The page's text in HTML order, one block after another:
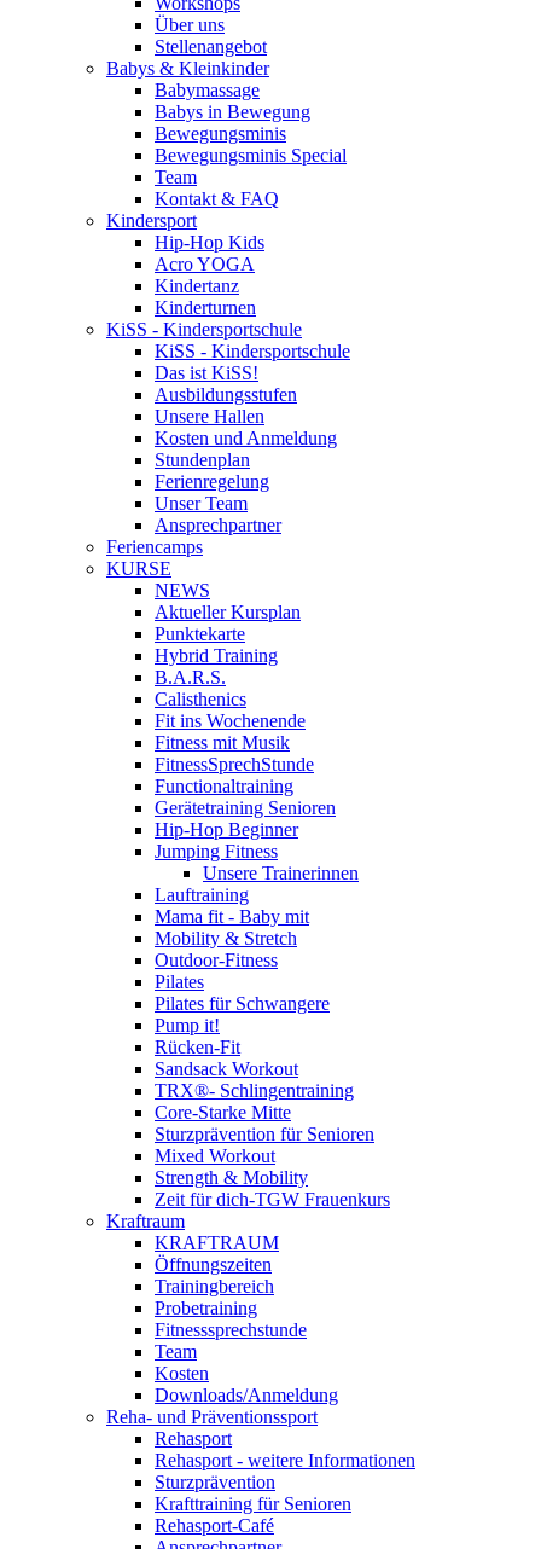
Über uns
Stellenangebot
Babys & Kleinkinder
Babymassage
Babys in Bewegung
Bewegungsminis
Bewegungsminis Special
Team
Kontakt & FAQ
Kindersport
Hip-Hop Kids
Acro YOGA
Kindertanz
Kinderturnen
KiSS - Kindersportschule
KiSS - Kindersportschule
Das ist KiSS!
Ausbildungsstufen
Unsere Hallen
Kosten und Anmeldung
Stundenplan
Ferienregelung
Unser Team
Ansprechpartner
Feriencamps
KURSE
NEWS
Aktueller Kursplan
Punktekarte
Hybrid Training
B.A.R.S.
Calisthenics
Fit ins Wochenende
Fitness mit Musik
FitnessSprechStunde
Functionaltraining
Gerätetraining Senioren
Hip-Hop Beginner
Jumping Fitness
Unsere Trainerinnen
Lauftraining
Mama fit - Baby mit
Mobility & Stretch
Outdoor-Fitness
Pilates
Pilates für Schwangere
Pump it!
Rücken-Fit
Sandsack Workout
TRX®- Schlingentraining
Core-Starke Mitte
Sturzprävention für Senioren
Mixed Workout
Strength & Mobility
Zeit für dich-TGW Frauenkurs
Kraftraum
KRAFTRAUM
Öffnungszeiten
Trainingbereich
Probetraining
Fitnesssprechstunde
Team
Kosten
Downloads/Anmeldung
Reha- und Präventionssport
Rehasport
Rehasport - weitere Informationen
Sturzprävention
Krafttraining für Senioren
Rehasport-Café